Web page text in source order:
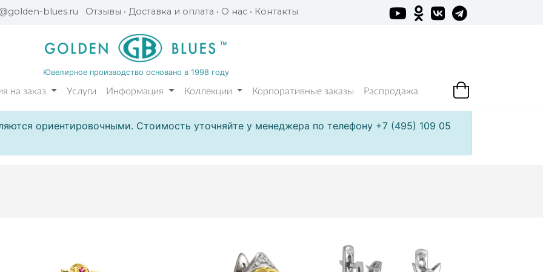
blues.ru Отзывы • Доставка и оплата • О нас • Контакты
Ювелирное производство основано в 1998 году
на заказ Услуги Информация Коллекции Корпоративные заказы Распродажа
ориентировочными. Стоимость уточняйте у менеджера по телефону +7 (495) 109 05